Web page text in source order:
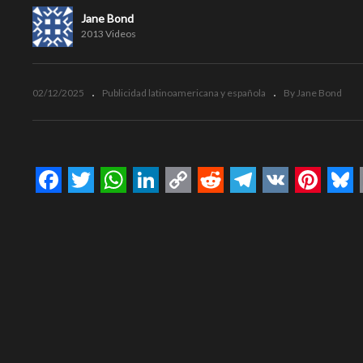
Jane Bond
2013 Videos
02/12/2025 Publicidad latinoamericana y española By Jane Bond